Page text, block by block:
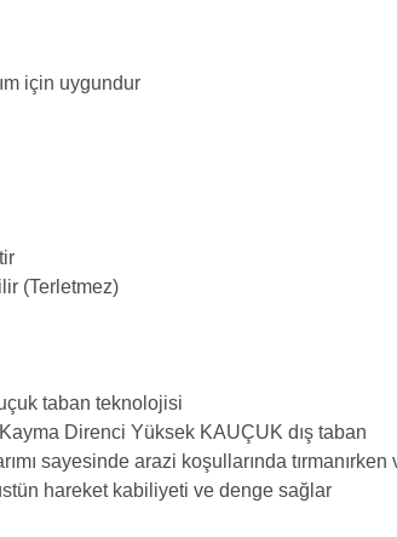
için uygundur
(Terletmez)
taban teknolojisi
Direnci Yüksek KAUÇUK dış taban
sayesinde arazi koşullarında tırmanırken
hareket kabiliyeti ve denge sağlar